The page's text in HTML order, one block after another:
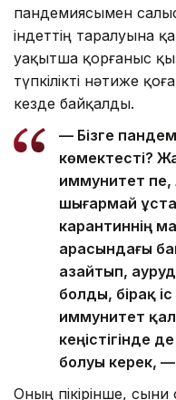
пандемиясымен
індеттің таралуына
уақытша қорғаныс
түпкілікті нәтиже
кезде байқалды.
— Бізге
көмектесті?
иммунитет пе,
шығармай
карантиннің
арасындағы
азайтып,
болды, бірақ
иммунитет
кеңістігінде
болуы керек,
Оның пікірінше,